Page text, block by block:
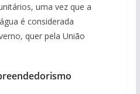
uma vez que a
é considerada
quer pela União